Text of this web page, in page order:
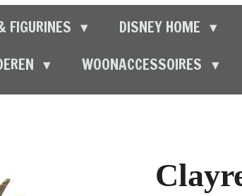
FIGURINES DISNEY HOME
WOONACCESSOIRES